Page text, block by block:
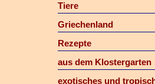
Tiere
Griechenland
Rezepte
aus dem Klostergarten
exotisches und